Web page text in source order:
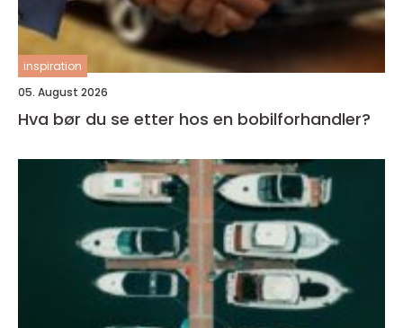
inspiration
05. August 2026
Hva bør du se etter hos en bobilforhandler?